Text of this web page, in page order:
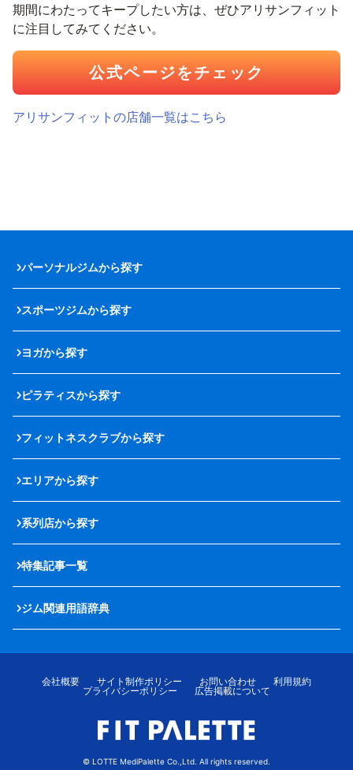
期間にわたってキープしたい方は、ぜひアリサンフィット
に注目してみてください。
公式ページをチェック
アリサンフィットの店舗一覧はこちら
パーソナルジムから探す
スポーツジムから探す
ヨガから探す
ピラティスから探す
フィットネスクラブから探す
エリアから探す
系列店から探す
特集記事一覧
ジム関連用語辞典
会社概要 サイト制作ポリシー お問い合わせ
利用規約
プライバシーポリシー
広告掲載について
© LOTTE MediPalette Co.,Ltd. All rights reserved.